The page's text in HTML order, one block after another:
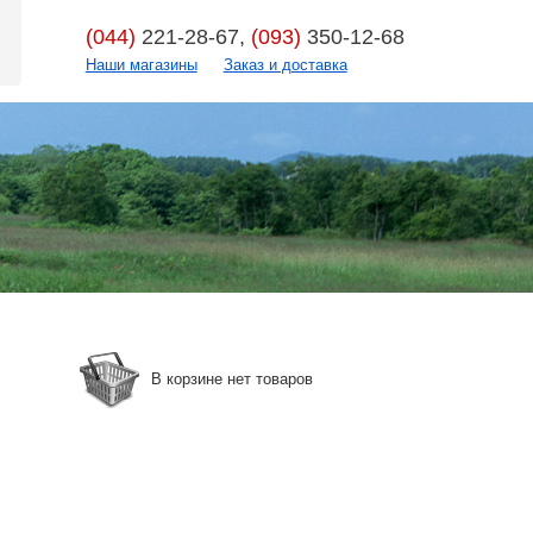
(044) 221-28-67, (093) 350-12-68
Наши магазины Заказ и доставка
В корзине нет товаров